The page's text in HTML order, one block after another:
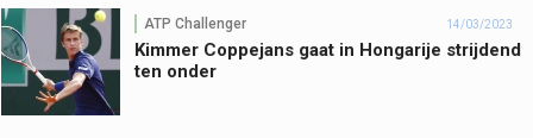
ATP Challenger 14/03/2023
Kimmer Coppejans gaat in Hongarije strijdend
ten onder